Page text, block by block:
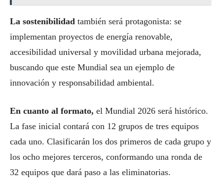
La sostenibilidad también será protagonista: se
implementan proyectos de energía renovable,
accesibilidad universal y movilidad urbana mejorada,
buscando que este Mundial sea un ejemplo de
innovación y responsabilidad ambiental.
En cuanto al formato, el Mundial 2026 será histórico.
La fase inicial contará con 12 grupos de tres equipos
cada uno. Clasificarán los dos primeros de cada grupo y
los ocho mejores terceros, conformando una ronda de
32 equipos que dará paso a las eliminatorias.